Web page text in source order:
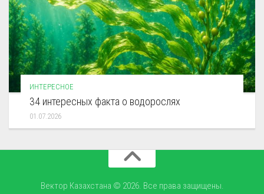
ИНТЕРЕСНОЕ
34 интересных факта о водорослях
01.07.2026
Вектор Казахстана © 2026. Все права защищены.